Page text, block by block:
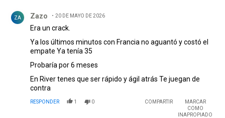
ZA Zazo 20 DE MAYO DE 2026
Era un crack.
Ya los últimos minutos con Francia no aguantó y costó el
empate Ya tenía 35
Probaría por 6 meses
En River tenes que ser rápido y ágil atrás Te juegan de
contra
RESPONDER 1 0 COMPARTIR
MARCAR
COMO
INAPROPIADO